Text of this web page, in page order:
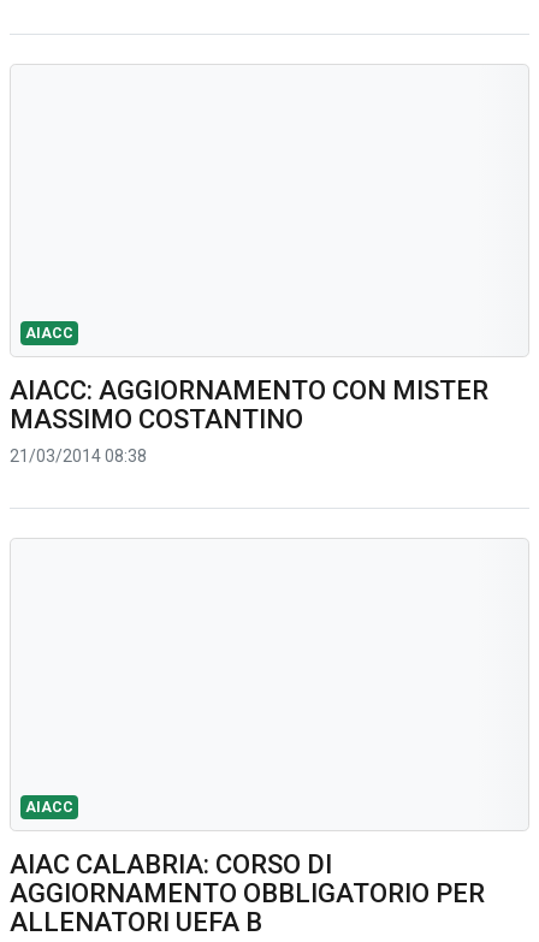
AIACC
AIACC: AGGIORNAMENTO CON MISTER
MASSIMO COSTANTINO
21/03/2014 08:38
AIACC
AIAC CALABRIA: CORSO DI
AGGIORNAMENTO OBBLIGATORIO PER
ALLENATORI UEFA B